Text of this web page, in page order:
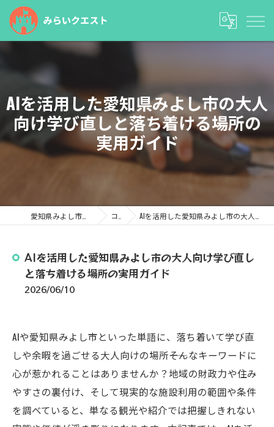
AIを活用した愛知県みよし市の大人
向け学び直しと落ち着ける場所の
実用ガイド
コラム AIを活用した愛知県みよし市の大人向け学び直しと落ち着ける場所の実用ガイド
AIを活用した愛知県みよし市の大人向け学び直し
と落ち着ける場所の実用ガイド
2026/06/10
AIや愛知県みよし市といった単語に、落ち着いて学び直
しや余暇を過ごせる大人向けの場所――そんなキーワードに
心が惹かれることはありませんか？地域の財政力や住み
やすさの裏付け、そして現実的な施設利用の範囲や条件
を調べていると、単なる観光や紹介では把握しきれない